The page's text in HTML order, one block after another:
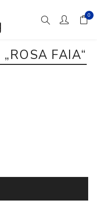
0
FAIA“